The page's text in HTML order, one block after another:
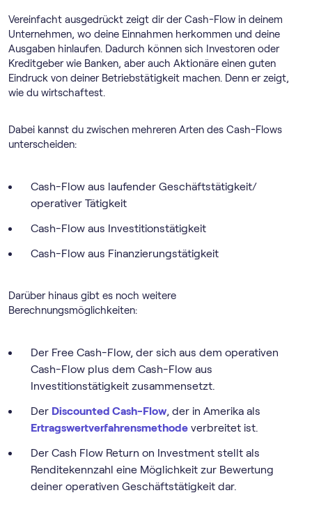
Vereinfacht ausgedrückt zeigt dir der Cash-Flow in deinem
Unternehmen, wo deine Einnahmen herkommen und deine
Ausgaben hinlaufen. Dadurch können sich Investoren oder
Kreditgeber wie Banken, aber auch Aktionäre einen guten
Eindruck von deiner Betriebstätigkeit machen. Denn er zeigt,
wie du wirtschaftest.
Dabei kannst du zwischen mehreren Arten des Cash-Flows
unterscheiden:
Cash-Flow aus laufender Geschäftstätigkeit/
operativer Tätigkeit
Cash-Flow aus Investitionstätigkeit
Cash-Flow aus Finanzierungstätigkeit
Darüber hinaus gibt es noch weitere
Berechnungsmöglichkeiten:
Der Free Cash-Flow, der sich aus dem operativen
Cash-Flow plus dem Cash-Flow aus
Investitionstätigkeit zusammensetzt.
Der Discounted Cash-Flow, der in Amerika als
Ertragswertverfahrensmethode verbreitet ist.
Der Cash Flow Return on Investment stellt als
Renditekennzahl eine Möglichkeit zur Bewertung
deiner operativen Geschäftstätigkeit dar.